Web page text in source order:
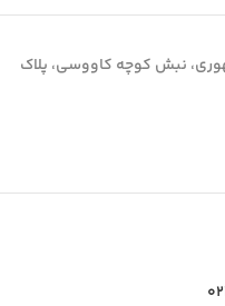
نبش کوچه کاووسی، پلاک